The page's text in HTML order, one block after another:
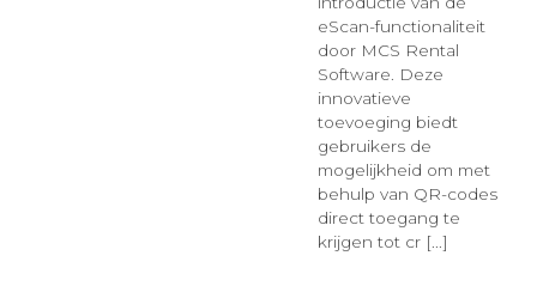
eScan-functionaliteit
door MCS Rental
Software. Deze
innovatieve
toevoeging biedt
gebruikers de
mogelijkheid om met
behulp van QR-codes
direct toegang te
krijgen tot cr [...]